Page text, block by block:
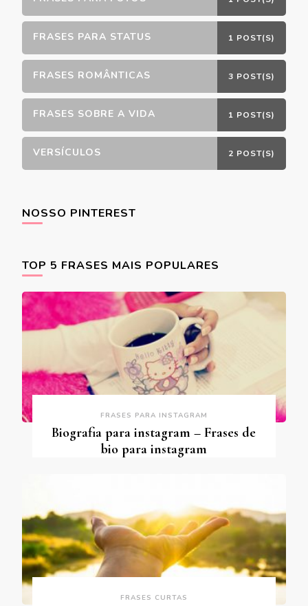
FRASES PARA STATUS 1 POST(S)
FRASES ROMÂNTICAS 3 POST(S)
FRASES SOBRE A VIDA 1 POST(S)
VERSÍCULOS 2 POST(S)
NOSSO PINTEREST
TOP 5 FRASES MAIS POPULARES
FRASES PARA INSTAGRAM
Biografia para instagram – Frases de
bio para instagram
FRASES CURTAS